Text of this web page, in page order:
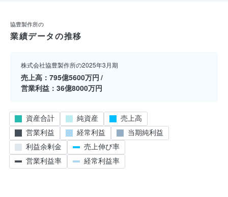
協豊製作所の
業績データの推移
株式会社協豊製作所の2025年3月期
売上高
795億5600万円
営業利益
36億8000万円
資産合計 純資産
売上高
営業利益
経常利益
当期純利益
利益余剰金
売上伸び率
営業利益率
経常利益率